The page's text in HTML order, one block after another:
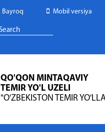
Bayroq Mobil versiya
QO'QON MINTAQAVIY
TEMIR YO'L UZELI
"O'ZBEKISTON TEMIR